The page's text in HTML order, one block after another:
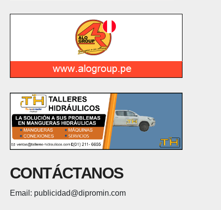
CONTÁCTANOS
Email: publicidad@dipromin.com